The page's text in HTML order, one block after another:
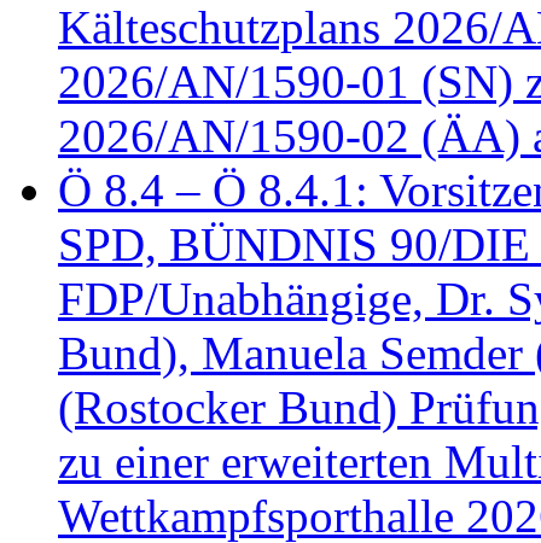
Kälteschutzplans 2026/
2026/AN/1590-01 (SN)
2026/AN/1590-02 (ÄA)
Ö 8.4 – Ö 8.4.1:
SPD, BÜNDNIS 90/
FDP/Unabhängige, Dr.
Bund), Manuela
(Rostocker Bund)
zu einer erweiterten
Wettkampfsporthalle